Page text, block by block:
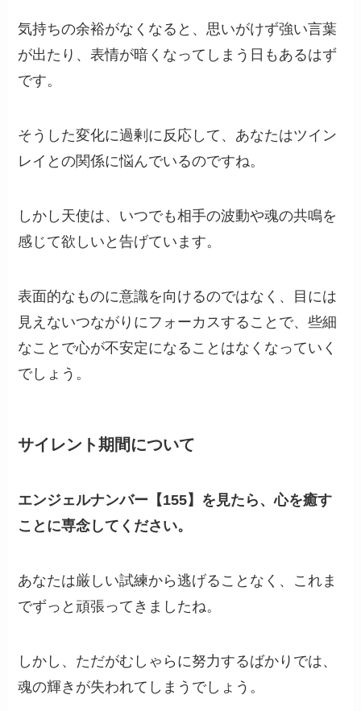
気持ちの余裕がなくなると、思いがけず強い言葉
が出たり、表情が暗くなってしまう日もあるはず
です。
そうした変化に過剰に反応して、あなたはツイン
レイとの関係に悩んでいるのですね。
しかし天使は、いつでも相手の波動や魂の共鳴を
感じて欲しいと告げています。
表面的なものに意識を向けるのではなく、目には
見えないつながりにフォーカスすることで、些細
なことで心が不安定になることはなくなっていく
でしょう。
サイレント期間について
エンジェルナンバー【155】を見たら、心を癒す
ことに専念してください。
あなたは厳しい試練から逃げることなく、これま
でずっと頑張ってきましたね。
しかし、ただがむしゃらに努力するばかりでは、
魂の輝きが失われてしまうでしょう。